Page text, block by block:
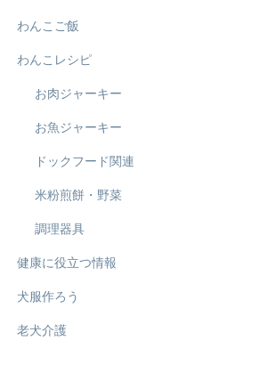
わんこご飯
わんこレシピ
お肉ジャーキー
お魚ジャーキー
ドックフード関連
米粉煎餅・野菜
調理器具
健康に役立つ情報
犬服作ろう
老犬介護